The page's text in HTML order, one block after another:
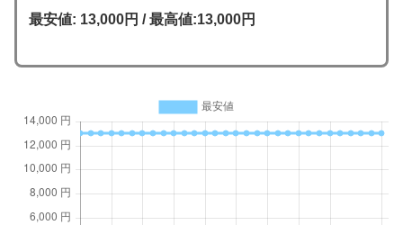
最安値: 13,000円 / 最高値:13,000円